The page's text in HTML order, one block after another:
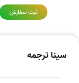
ثبت سفارش
سینا ترجمه